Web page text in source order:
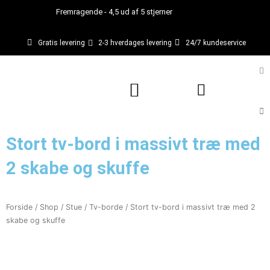
Fremragende - 4,5 ud af 5 stjerner
Gratis levering 2-3 hverdages levering 24/7 kundeservice
Kurv
Stort tv-bord i massivt træ med
2 skabe og skuffe
Forside / Shop / Stue / Tv-borde / Stort tv-bord i massivt træ med 2
skabe og skuffe